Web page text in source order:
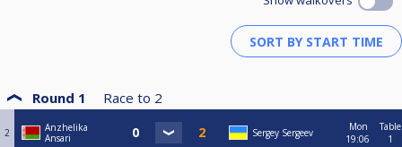
Round 1 Race to 2
2
Anzhelika
Ansari
Sergey Sergeev
Mon
19:06
Table
1